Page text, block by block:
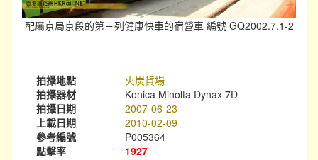
配屬京局京段的第三列健康快車的宿營車 編號 GQ2002.7.1-2
拍攝地點
火炭貨場
拍攝器材
Konica Minolta Dynax 7D
拍攝日期
2007-06-23
上載日期
2010-02-09
參考編號
P005364
點擊率
1927